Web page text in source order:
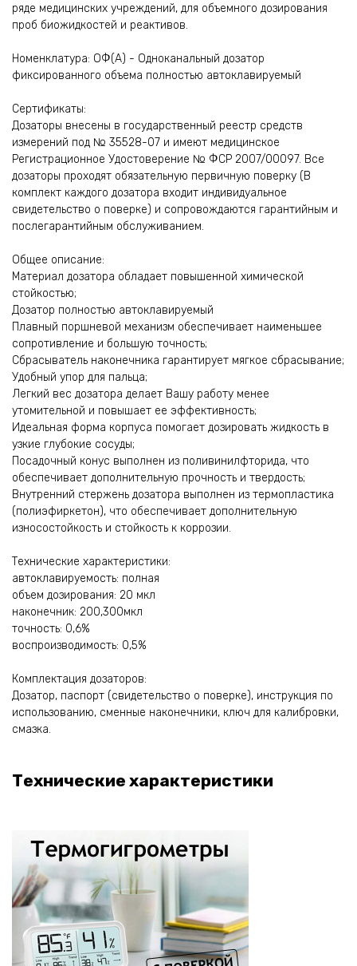
ряде медицинских учреждений, для объемного дозирования
проб биожидкостей и реактивов.
Номенклатура: ОФ(А) - Одноканальный дозатор
фиксированного объема полностью автоклавируемый
Сертификаты:
Дозаторы внесены в государственный реестр средств
измерений под № 35528-07 и имеют медицинское
Регистрационное Удостоверение № ФСР 2007/00097. Все
дозаторы проходят обязательную первичную поверку (В
комплект каждого дозатора входит индивидуальное
свидетельство о поверке) и сопровождаются гарантийным и
послегарантийным обслуживанием.
Общее описание:
Материал дозатора обладает повышенной химической
стойкостью;
Дозатор полностью автоклавируемый
Плавный поршневой механизм обеспечивает наименьшее
сопротивление и большую точность;
Сбрасыватель наконечника гарантирует мягкое сбрасывание;
Удобный упор для пальца;
Легкий вес дозатора делает Вашу работу менее
утомительной и повышает ее эффективность;
Идеальная форма корпуса помогает дозировать жидкость в
узкие глубокие сосуды;
Посадочный конус выполнен из поливинилфторида, что
обеспечивает дополнительную прочность и твердость;
Внутренний стержень дозатора выполнен из термопластика
(полиэфиркетон), что обеспечивает дополнительную
износостойкость и стойкость к коррозии.
Технические характеристики:
автоклавируемость: полная
объем дозирования: 20 мкл
наконечник: 200,300мкл
точность: 0,6%
воспроизводимость: 0,5%
Комплектация дозаторов:
Дозатор, паспорт (свидетельство о поверке), инструкция по
использованию, сменные наконечники, ключ для калибровки,
смазка.
Технические характеристики